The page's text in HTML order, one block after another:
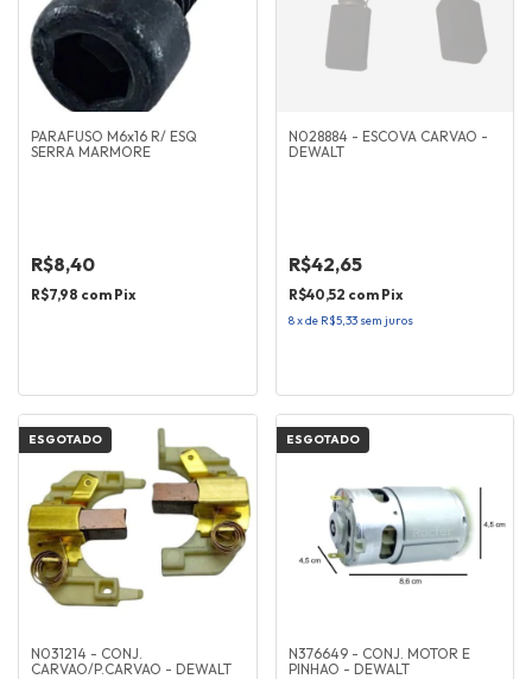
PARAFUSO M6x16 R/ ESQ
SERRA MARMORE
R$8,40
R$7,98 com Pix
N028884 - ESCOVA CARVAO -
DEWALT
R$42,65
R$40,52 com Pix
8xde R$5,33 sem juros
ESGOTADO
N031214 - CONJ.
CARVAO/P.CARVAO - DEWALT
ESGOTADO
N376649 - CONJ. MOTOR E
PINHAO - DEWALT